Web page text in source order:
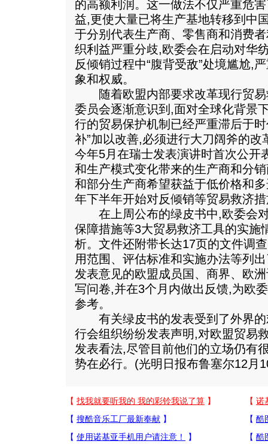
的高额利润。这一做法不仅严重危
益,更使大量已将生产基地转移到中
于分别代表生产商、零售商和消费
织利益严重分歧,欧委会在启动对华
反倾销过程中“腹背受敌”处境尴尬,
象和权威。
随着欧盟内部要求改革现行贸易
委员会逐渐意识到,面对全球化背景
行的贸易保护机制已经严重滞后于
补”加以改善,必须进行大刀阔斧的
今年5月在瑞士发表演讲时首次公开
和生产模式变化带来的生产商和分
和部分生产商希望获益于低价格和
年下半年开始对反倾销等贸易救济
在上周公布的绿皮书中,欧委会对
保障措施等3大贸易救济工具的实施
析。文件还附带长达17页的文件调
用范围、评估标准和实施办法等列
发表意见的欧盟成员国、商界、欧
写问卷,并在3个月内做出反馈,为欧
参考。
有关绿皮书的发表受到了外界的
行会组织纷纷发表声明,对欧盟贸易
发表看法,尽管目前他们的立场仍有
势在必行。(光明日报布鲁塞尔12月